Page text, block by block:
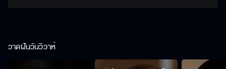
วาดฝันวันวิวาห์